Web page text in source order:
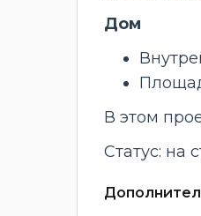
Дом
В этом
Статус: на